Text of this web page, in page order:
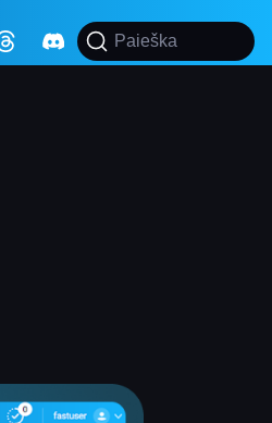
Paieška